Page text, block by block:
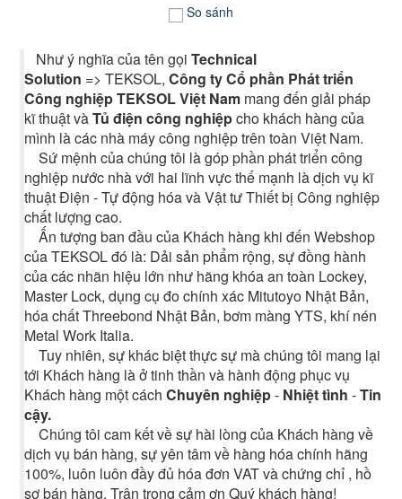
So sánh
Như ý nghĩa của tên gọiTechnical
Solution => TEKSOL,Công ty Cổ phần Phát triển
Công nghiệp TEKSOL Việt Nam mang đến giải pháp
kĩ thuật vàTủ điện công nghiệpcho khách hàng của
mình là các nhà máy công nghiệp trên toàn Việt Nam.
Sứ mệnh của chúng tôi là góp phần phát triển công
nghiệp nước nhà với hai lĩnh vực thế mạnh là dịch vụ kĩ
thuật Điện - Tự động hóa và Vật tư Thiết bị Công nghiệp
chất lượng cao.
Ấn tượng ban đầu của Khách hàng khi đến Webshop
của TEKSOL đó là: Dải sản phẩm rộng, sự đồng hành
của các nhãn hiệu lớn như hãng khóa an toàn Lockey,
Master Lock, dụng cụ đo chính xác Mitutoyo Nhật Bản,
hóa chất Threebond Nhật Bản, bơm màng YTS, khí nén
Metal Work Italia.
Tuy nhiên, sự khác biệt thực sự mà chúng tôi mang lại
tới Khách hàng là ở tinh thần và hành động phục vụ
Khách hàng một cáchChuyên nghiệp- Nhiệt tình -Tin
cậy.
Chúng tôi cam kết về sự hài lòng của Khách hàng về
dịch vụ bán hàng, sự yên tâm về hàng hóa chính hãng
100%, luôn luôn đầy đủ hóa đơn VAT và chứng chỉ , hồ
sơ bán hàng. Trân trọng cảm ơn Quý khách hàng!